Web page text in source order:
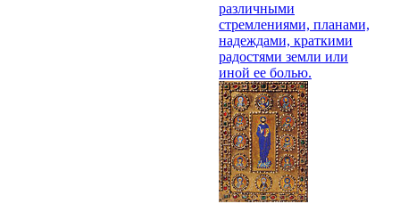
различными
стремлениями, планами,
надеждами, краткими
радостями земли или
иной ее болью.